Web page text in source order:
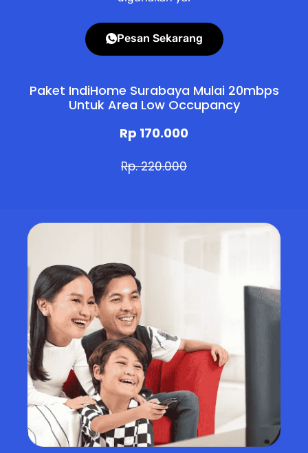
Pesan Sekarang
Paket IndiHome Surabaya Mulai 20mbps
Untuk Area Low Occupancy
Rp 170.000
Rp. 220.000